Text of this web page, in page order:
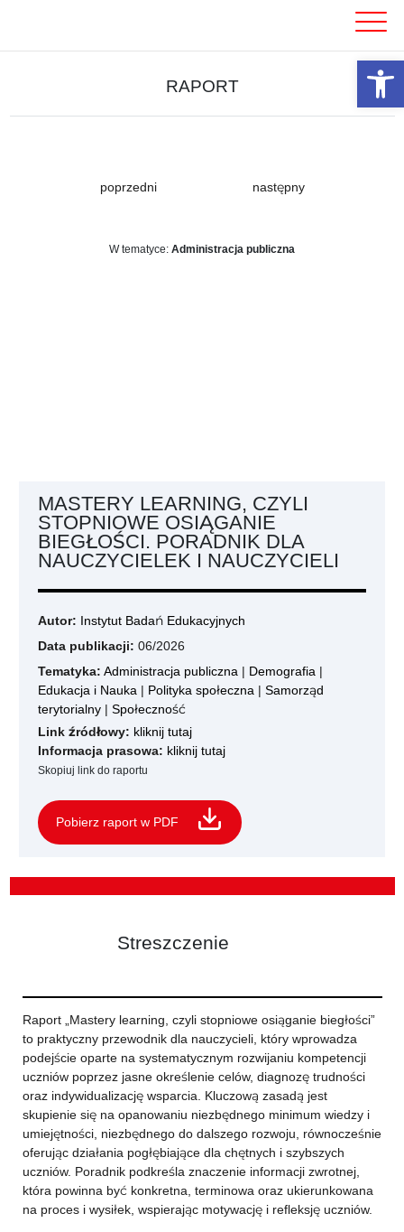
RAPORT
poprzedni następny
W tematyce: Administracja publiczna
MASTERY LEARNING, CZYLI
STOPNIOWE OSIĄGANIE
BIEGŁOŚCI. PORADNIK DLA
NAUCZYCIELEK I NAUCZYCIELI
Autor: Instytut Badań Edukacyjnych
Data publikacji: 06/2026
Tematyka: Administracja publiczna | Demografia |
Edukacja i Nauka | Polityka społeczna | Samorząd
terytorialny | Społeczność
Link źródłowy: kliknij tutaj
Informacja prasowa: kliknij tutaj
Skopiuj link do raportu
Pobierz raport w PDF
Streszczenie
Raport „Mastery learning, czyli stopniowe osiąganie biegłości”
to praktyczny przewodnik dla nauczycieli, który wprowadza
podejście oparte na systematycznym rozwijaniu kompetencji
uczniów poprzez jasne określenie celów, diagnozę trudności
oraz indywidualizację wsparcia. Kluczową zasadą jest
skupienie się na opanowaniu niezbędnego minimum wiedzy i
umiejętności, niezbędnego do dalszego rozwoju, równocześnie
oferując działania pogłębiające dla chętnych i szybszych
uczniów. Poradnik podkreśla znaczenie informacji zwrotnej,
która powinna być konkretna, terminowa oraz ukierunkowana
na proces i wysiłek, wspierając motywację i refleksję uczniów.